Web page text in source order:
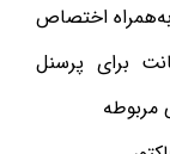
اختصاص
برای پرسنل